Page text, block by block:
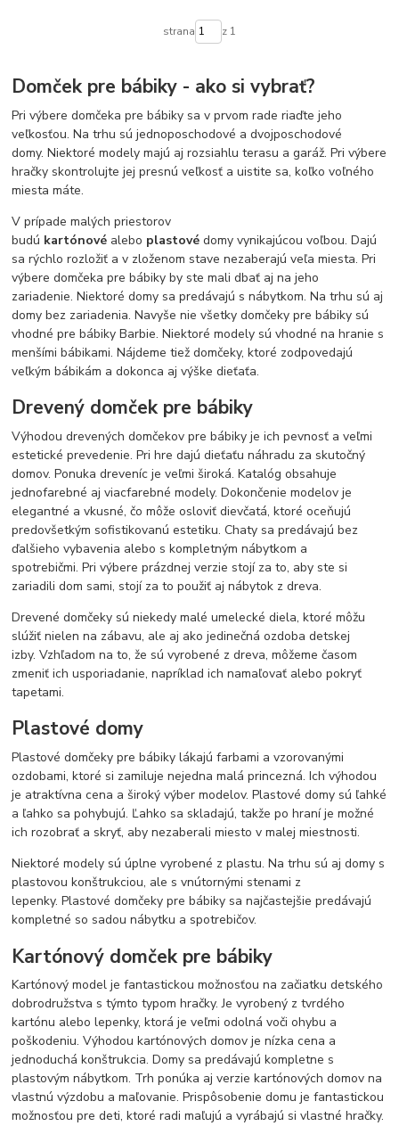
strana z 1
Domček pre bábiky - ako si vybrať?
Pri výbere domčeka pre bábiky sa v prvom rade riaďte jeho
veľkosťou. Na trhu sú jednoposchodové a dvojposchodové
domy. Niektoré modely majú aj rozsiahlu terasu a garáž. Pri výbere
hračky skontrolujte jej presnú veľkosť a uistite sa, koľko voľného
miesta máte.
V prípade malých priestorov
budú kartónové alebo plastovédomy vynikajúcou voľbou. Dajú
sa rýchlo rozložiť a v zloženom stave nezaberajú veľa miesta. Pri
výbere domčeka pre bábiky by ste mali dbať aj na jeho
zariadenie. Niektoré domy sa predávajú s nábytkom. Na trhu sú aj
domy bez zariadenia. Navyše nie všetky domčeky pre bábiky sú
vhodné pre bábiky Barbie. Niektoré modely sú vhodné na hranie s
menšími bábikami. Nájdeme tiež domčeky, ktoré zodpovedajú
veľkým bábikám a dokonca aj výške dieťaťa.
Drevený domček pre bábiky
Výhodou drevených domčekov pre bábiky je ich pevnosť a veľmi
estetické prevedenie. Pri hre dajú dieťaťu náhradu za skutočný
domov. Ponuka dreveníc je veľmi široká. Katalóg obsahuje
jednofarebné aj viacfarebné modely. Dokončenie modelov je
elegantné a vkusné, čo môže osloviť dievčatá, ktoré oceňujú
predovšetkým sofistikovanú estetiku. Chaty sa predávajú bez
ďalšieho vybavenia alebo s kompletným nábytkom a
spotrebičmi. Pri výbere prázdnej verzie stojí za to, aby ste si
zariadili dom sami, stojí za to použiť aj nábytok z dreva.
Drevené domčeky sú niekedy malé umelecké diela, ktoré môžu
slúžiť nielen na zábavu, ale aj ako jedinečná ozdoba detskej
izby. Vzhľadom na to, že sú vyrobené z dreva, môžeme časom
zmeniť ich usporiadanie, napríklad ich namaľovať alebo pokryť
tapetami.
Plastové domy
Plastové domčeky pre bábiky lákajú farbami a vzorovanými
ozdobami, ktoré si zamiluje nejedna malá princezná. Ich výhodou
je atraktívna cena a široký výber modelov. Plastové domy sú ľahké
a ľahko sa pohybujú. Ľahko sa skladajú, takže po hraní je možné
ich rozobrať a skryť, aby nezaberali miesto v malej miestnosti.
Niektoré modely sú úplne vyrobené z plastu. Na trhu sú aj domy s
plastovou konštrukciou, ale s vnútornými stenami z
lepenky. Plastové domčeky pre bábiky sa najčastejšie predávajú
kompletné so sadou nábytku a spotrebičov.
Kartónový domček pre bábiky
Kartónový model je fantastickou možnosťou na začiatku detského
dobrodružstva s týmto typom hračky. Je vyrobený z tvrdého
kartónu alebo lepenky, ktorá je veľmi odolná voči ohybu a
poškodeniu. Výhodou kartónových domov je nízka cena a
jednoduchá konštrukcia. Domy sa predávajú kompletne s
plastovým nábytkom. Trh ponúka aj verzie kartónových domov na
vlastnú výzdobu a maľovanie. Prispôsobenie domu je fantastickou
možnosťou pre deti, ktoré radi maľujú a vyrábajú si vlastné hračky.